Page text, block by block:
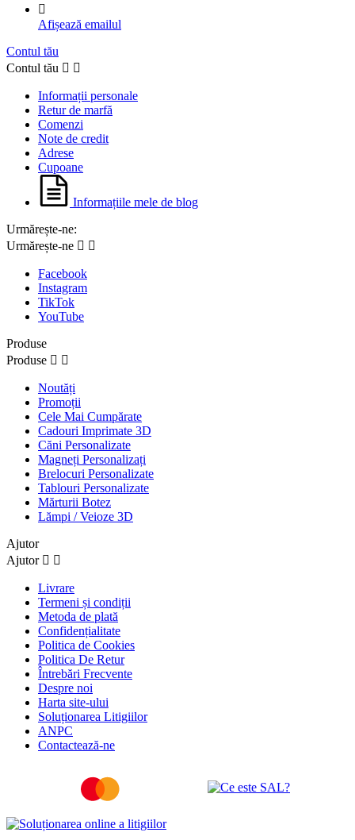

Afișează emailul
Contul tău
Contul tău  
Informații personale
Retur de marfă
Comenzi
Note de credit
Adrese
Cupoane
Informațiile mele de blog
Urmărește-ne:
Urmărește-ne  
Facebook
Instagram
TikTok
YouTube
Produse
Produse  
Noutăți
Promoții
Cele Mai Cumpărate
Cadouri Imprimate 3D
Căni Personalizate
Magneți Personalizați
Brelocuri Personalizate
Tablouri Personalizate
Mărturii Botez
Lămpi / Veioze 3D
Ajutor
Ajutor  
Livrare
Termeni și condiții
Metoda de plată
Confidențialitate
Politica de Cookies
Politica De Retur
Întrebări Frecvente
Despre noi
Harta site-ului
Soluționarea Litigiilor
ANPC
Contactează-ne